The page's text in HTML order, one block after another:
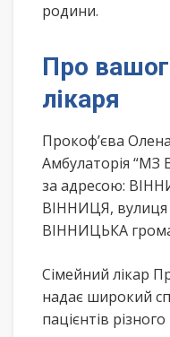
родини.
Про
лікаря
Прокоф’єва
Амбулаторія “МЗ
за адресою:
ВІННИЦЯ, вулиця
ВІННИЦЬКА
Сімейний лікар
надає широкий
пацієнтів різного